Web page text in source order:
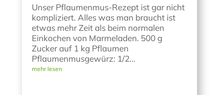
Unser Pflaumenmus-Rezept ist gar nicht
kompliziert. Alles was man braucht ist
etwas mehr Zeit als beim normalen
Einkochen von Marmeladen. 500 g
Zucker auf 1 kg Pflaumen
Pflaumenmusgewürz: 1/2...
mehr lesen